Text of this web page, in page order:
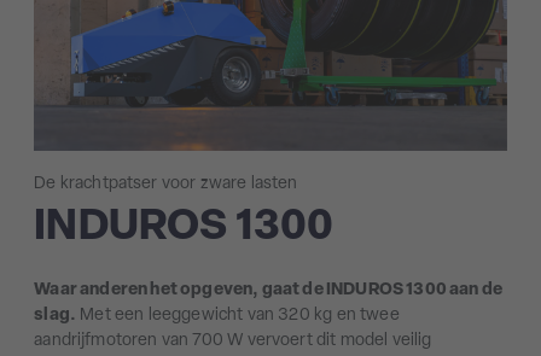
De krachtpatser voor zware lasten
INDUROS 1300
Waar anderen het opgeven, gaat de INDUROS 1300 aan de
slag. Met een leeggewicht van 320 kg en twee
aandrijfmotoren van 700 W vervoert dit model veilig